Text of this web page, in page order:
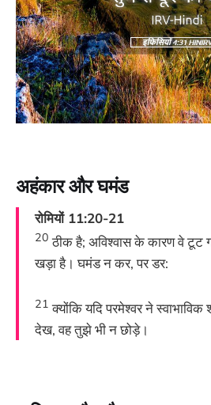
अहंकार और घमंड
रोमियों 11:20-21
20ठीक है; अविश्वास के कारण वे टूट
खड़ा है। घमंड न कर, पर डर:
21क्योंकि यदि परमेश्वर ने
देख, वह तुझे भी न छोड़े।